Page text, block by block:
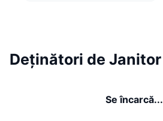
Deținători de Janitor
Se încarcă...